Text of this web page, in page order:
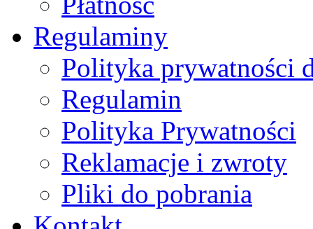
Regulaminy
Polityka prywatności
Regulamin
Polityka Prywatności
Reklamacje i zwroty
Pliki do pobrania